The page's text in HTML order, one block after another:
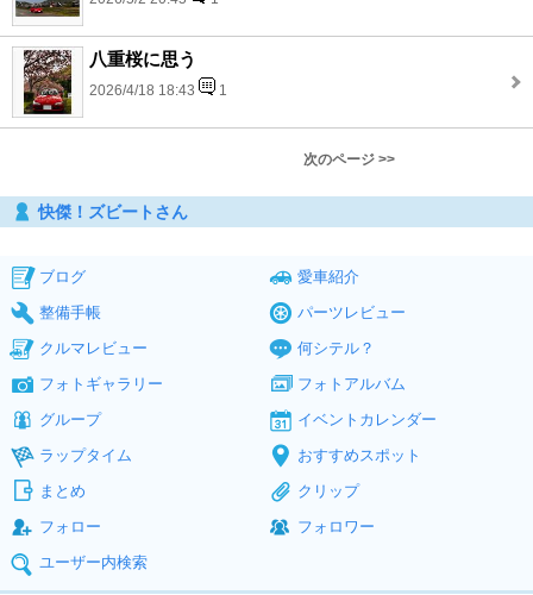
八重桜に思う
2026/4/18 18:43 1
次のページ >>
快傑！ズビートさん
ブログ
愛車紹介
整備手帳
パーツレビュー
クルマレビュー
何シテル？
フォトギャラリー
フォトアルバム
グループ
イベントカレンダー
ラップタイム
おすすめスポット
まとめ
クリップ
フォロー
フォロワー
ユーザー内検索